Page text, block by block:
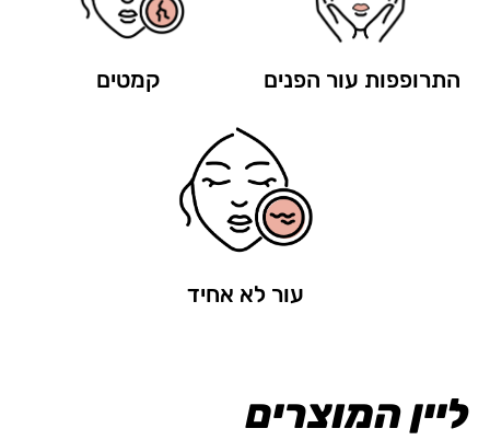
התרופפות עור הפנים קמטים
עור לא אחיד
ליין המוצרים